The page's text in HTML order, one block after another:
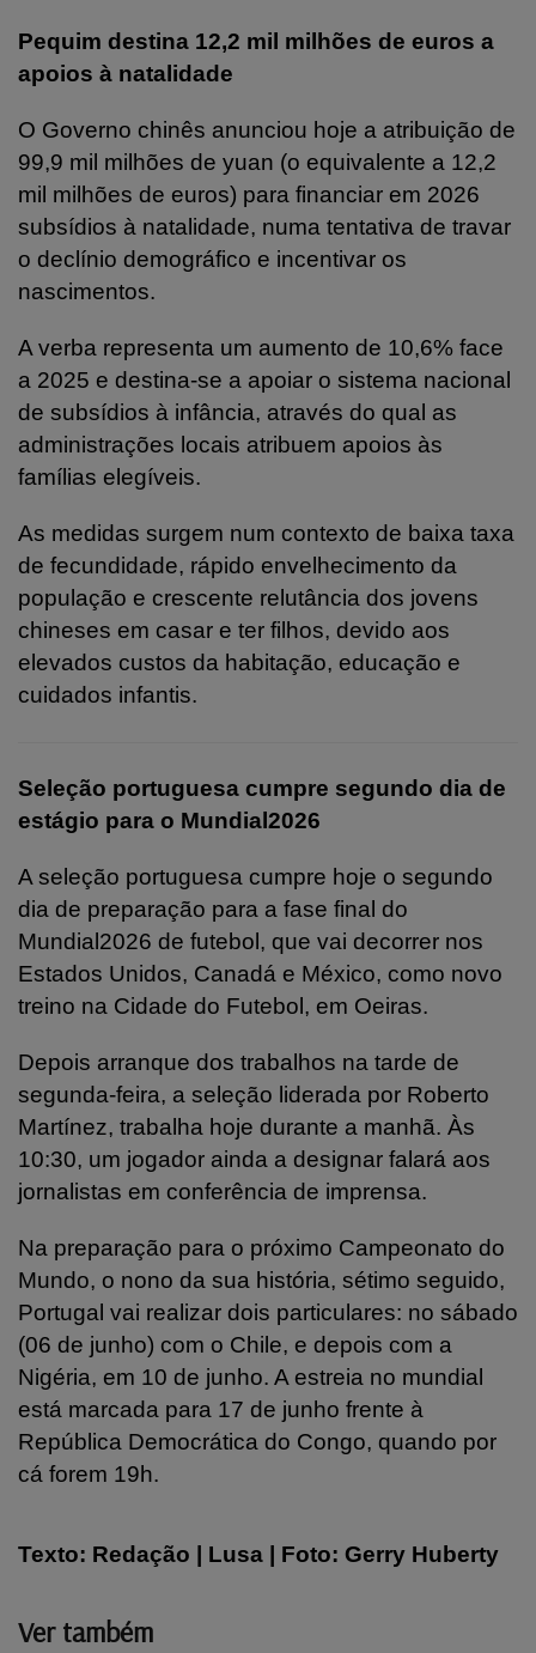
Pequim destina 12,2 mil milhões de euros a
apoios à natalidade
O Governo chinês anunciou hoje a atribuição de
99,9 mil milhões de yuan (o equivalente a 12,2
mil milhões de euros) para financiar em 2026
subsídios à natalidade, numa tentativa de travar
o declínio demográfico e incentivar os
nascimentos.
A verba representa um aumento de 10,6% face
a 2025 e destina-se a apoiar o sistema nacional
de subsídios à infância, através do qual as
administrações locais atribuem apoios às
famílias elegíveis.
As medidas surgem num contexto de baixa taxa
de fecundidade, rápido envelhecimento da
população e crescente relutância dos jovens
chineses em casar e ter filhos, devido aos
elevados custos da habitação, educação e
cuidados infantis.
Seleção portuguesa cumpre segundo dia de
estágio para o Mundial2026
A seleção portuguesa cumpre hoje o segundo
dia de preparação para a fase final do
Mundial2026 de futebol, que vai decorrer nos
Estados Unidos, Canadá e México, como novo
treino na Cidade do Futebol, em Oeiras.
Depois arranque dos trabalhos na tarde de
segunda-feira, a seleção liderada por Roberto
Martínez, trabalha hoje durante a manhã. Às
10:30, um jogador ainda a designar falará aos
jornalistas em conferência de imprensa.
Na preparação para o próximo Campeonato do
Mundo, o nono da sua história, sétimo seguido,
Portugal vai realizar dois particulares: no sábado
(06 de junho) com o Chile, e depois com a
Nigéria, em 10 de junho. A estreia no mundial
está marcada para 17 de junho frente à
República Democrática do Congo, quando por
cá forem 19h.
Texto: Redação | Lusa | Foto: Gerry Huberty
Ver também